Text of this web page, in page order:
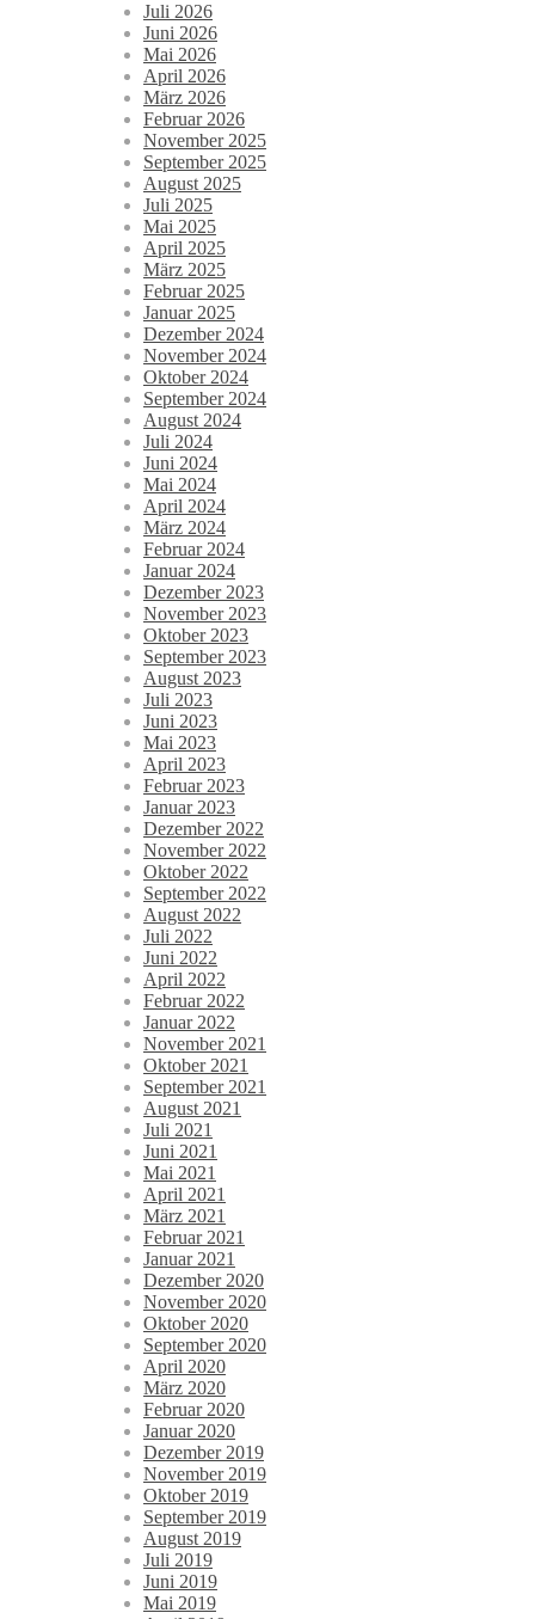
Juli 2026
Juni 2026
Mai 2026
April 2026
März 2026
Februar 2026
November 2025
September 2025
August 2025
Juli 2025
Mai 2025
April 2025
März 2025
Februar 2025
Januar 2025
Dezember 2024
November 2024
Oktober 2024
September 2024
August 2024
Juli 2024
Juni 2024
Mai 2024
April 2024
März 2024
Februar 2024
Januar 2024
Dezember 2023
November 2023
Oktober 2023
September 2023
August 2023
Juli 2023
Juni 2023
Mai 2023
April 2023
Februar 2023
Januar 2023
Dezember 2022
November 2022
Oktober 2022
September 2022
August 2022
Juli 2022
Juni 2022
April 2022
Februar 2022
Januar 2022
November 2021
Oktober 2021
September 2021
August 2021
Juli 2021
Juni 2021
Mai 2021
April 2021
März 2021
Februar 2021
Januar 2021
Dezember 2020
November 2020
Oktober 2020
September 2020
April 2020
März 2020
Februar 2020
Januar 2020
Dezember 2019
November 2019
Oktober 2019
September 2019
August 2019
Juli 2019
Juni 2019
Mai 2019